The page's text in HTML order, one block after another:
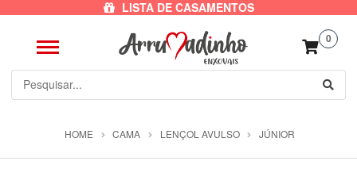
LISTA DE CASAMENTOS
0
HOME CAMA LENÇOL AVULSO JÚNIOR